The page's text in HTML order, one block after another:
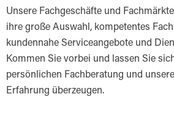
Unsere Fachgeschäfte und
ihre große Auswahl, kompetentes
kundennahe Serviceangebote und
Kommen Sie vorbei und lassen Sie
persönlichen Fachberatung und
Erfahrung überzeugen.